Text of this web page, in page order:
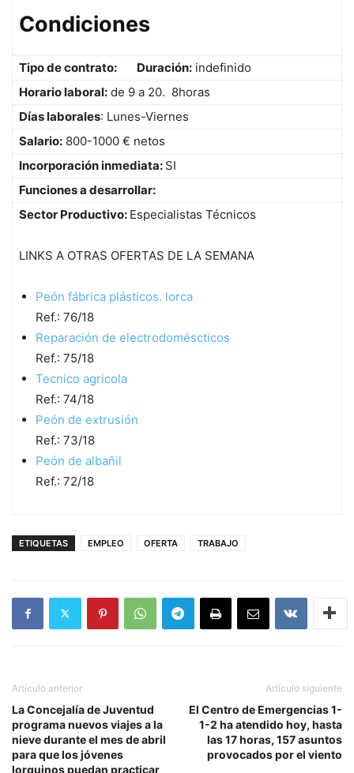
Condiciones
Tipo de contrato: Duración: indefinido
Horario laboral: de 9 a 20. 8horas
Días laborales: Lunes-Viernes
Salario: 800-1000 € netos
Incorporación inmediata: SI
Funciones a desarrollar:
Sector Productivo: Especialistas Técnicos
LINKS A OTRAS OFERTAS DE LA SEMANA
Peón fábrica plásticos. lorca
Ref.: 76/18
Reparación de electrodoméscticos
Ref.: 75/18
Tecnico agricola
Ref.: 74/18
Peón de extrusión
Ref.: 73/18
Peón de albañil
Ref.: 72/18
ETIQUETAS EMPLEO OFERTA TRABAJO
Artículo anterior
La Concejalía de Juventud
programa nuevos viajes a la
nieve durante el mes de abril
para que los jóvenes
lorquinos puedan practicar
Artículo siguiente
El Centro de Emergencias 1-
1-2 ha atendido hoy, hasta
las 17 horas, 157 asuntos
provocados por el viento